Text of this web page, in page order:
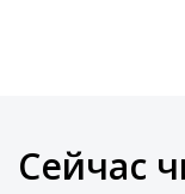
Сейчас